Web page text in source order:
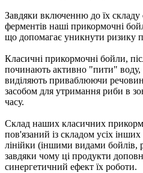
Завдяки включенню до їх складу
ферментів наші прикормочні
що допомагає уникнути ризику
Класичні прикормочні бойли,
починають активно "пити" воду,
виділяють приваблюючи
засобом для утримання риби в
часу.
Склад наших класичних
пов'язаний із складом усіх інших
лінійки (іншими видами бойлiв,
завдяки чому ці продукти
синергетичний ефект їх роботи.